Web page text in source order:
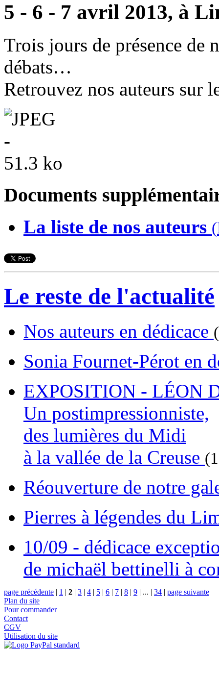
5 - 6 - 7 avril 2013, à
Trois jours de présence de
débats…
Retrouvez nos auteurs sur
Documents
La liste de nos auteurs (
Le reste de l'actualité
Nos auteurs en dédicace
Sonia Fournet-Pérot en
EXPOSITION - LÉON
Un postimpressionniste,
des lumières du Midi
à la vallée de la Creuse
Réouverture de notre
Pierres à légendes du
10/09 - dédicace
de michaël bettinelli à
page précédente | 1 | 2 | 3 | 4 | 5 | 6 | 7 | 8 | 9 | ... | 34 | page suivante
Plan du site
Pour commander
Contact
CGV
Utilisation du site